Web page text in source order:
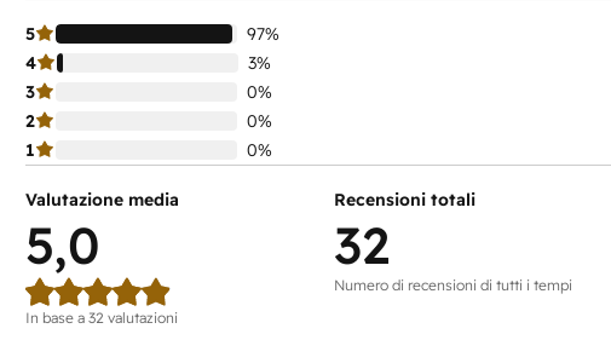
5
97%
4
3%
3
0%
2
0%
1
0%
Valutazione media
5,0
In base a 32 valutazioni
Recensioni totali
32
Numero di recensioni di tutti i tempi